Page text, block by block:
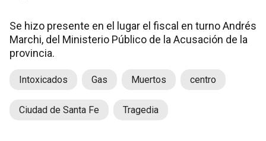
Se hizo presente en el lugar el fiscal en turno Andrés
Marchi, del Ministerio Público de la Acusación de la
provincia.
Intoxicados Gas Muertos centro
Ciudad de Santa Fe Tragedia